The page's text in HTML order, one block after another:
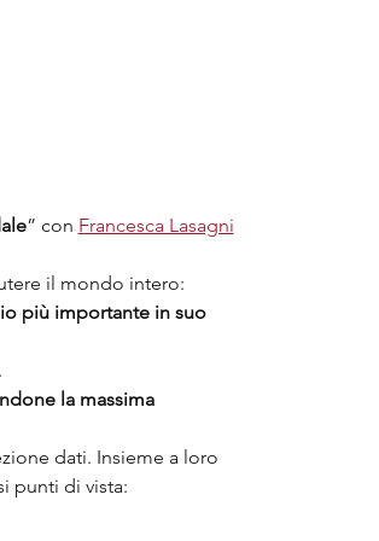
” con Francesca Lasagni
il mondo intero:
più importante in suo
la massima
dati. Insieme a loro
punti di vista: